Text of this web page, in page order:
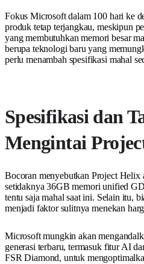
Fokus Microsoft dalam 100 hari ke
produk tetap terjangkau, meskipun
yang membutuhkan memori besar
berupa teknologi baru yang
perlu menambah spesifikasi mahal
Spesifikasi dan
Mengintai
Bocoran menyebutkan Project Helix
setidaknya 36GB memori unified
tentu saja mahal saat ini. Selain itu,
menjadi faktor sulitnya menekan
Microsoft mungkin akan
generasi terbaru, termasuk fitur AI
FSR Diamond, untuk